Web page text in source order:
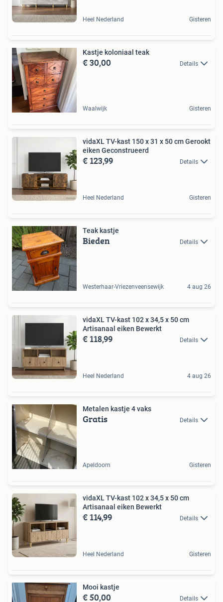
Heel Nederland Gisteren
Kastje koloniaal teak
€ 30,00 Details
Waalwijk Gisteren
vidaXL TV-kast 150 x 31 x 50 cm Gerookt
eiken Geconstrueerd
€ 123,99 Details
Heel Nederland Gisteren
Teak kastje
Bieden Details
Westerhaar-Vriezenveensewijk 4 aug 26
vidaXL TV-kast 102 x 34,5 x 50 cm
Artisanaal eiken Bewerkt
€ 118,99 Details
Heel Nederland 4 aug 26
Metalen kastje 4 vaks
Gratis Details
Apeldoorn Gisteren
vidaXL TV-kast 102 x 34,5 x 50 cm
Artisanaal eiken Bewerkt
€ 114,99 Details
Heel Nederland Gisteren
Mooi kastje
€ 50,00 Details